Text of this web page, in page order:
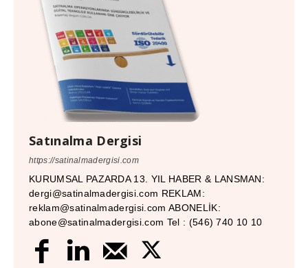
Satınalma Dergisi
https://satinalmadergisi.com
KURUMSAL PAZARDA 13. YIL HABER & LANSMAN:
dergi@satinalmadergisi.com REKLAM:
reklam@satinalmadergisi.com ABONELİK:
abone@satinalmadergisi.com Tel : (546) 740 10 10